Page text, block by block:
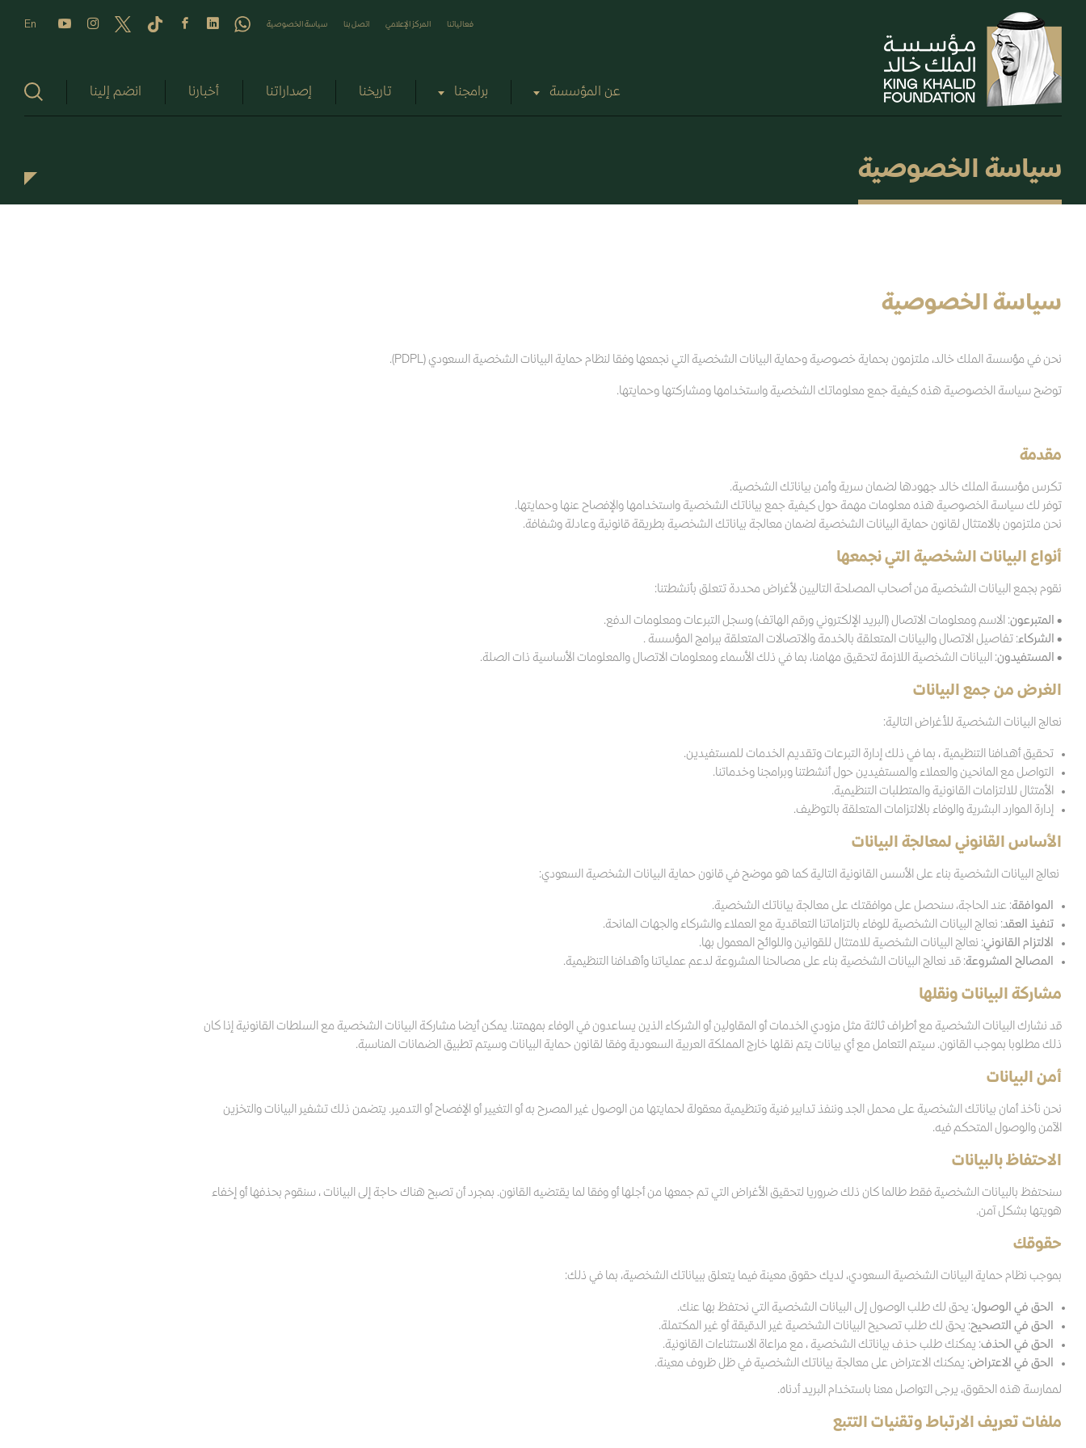
عن المؤسسة برامجنا تاريخنا إصداراتنا أخبارنا انضم إلينا
فعالياتنا المركز الإعلامي اتصل بنا سياسة الخصوصية En
سياسة الخصوصية
سياسة الخصوصية
نحن في مؤسسة الملك خالد، ملتزمون بحماية خصوصية وحماية البيانات الشخصية التي نجمعها وفقا لنظام حماية البيانات الشخصية السعودي (PDPL).
توضح سياسة الخصوصية هذه كيفية جمع معلوماتك الشخصية واستخدامها ومشاركتها وحمايتها.
مقدمة
تكرس مؤسسة الملك خالد جهودها لضمان سرية وأمن بياناتك الشخصية.
توفر لك سياسة الخصوصية هذه معلومات مهمة حول كيفية جمع بياناتك الشخصية واستخدامها والإفصاح عنها وحمايتها.
نحن ملتزمون بالامتثال لقانون حماية البيانات الشخصية لضمان معالجة بياناتك الشخصية بطريقة قانونية وعادلة وشفافة.
أنواع البيانات الشخصية التي نجمعها
نقوم بجمع البيانات الشخصية من أصحاب المصلحة التاليين لأغراض محددة تتعلق بأنشطتنا:
• المتبرعون: الاسم ومعلومات الاتصال (البريد الإلكتروني ورقم الهاتف) وسجل التبرعات ومعلومات الدفع.
• الشركاء: تفاصيل الاتصال والبيانات المتعلقة بالخدمة والاتصالات المتعلقة ببرامج المؤسسة .
• المستفيدون: البيانات الشخصية اللازمة لتحقيق مهامنا، بما في ذلك الأسماء ومعلومات الاتصال والمعلومات الأساسية ذات الصلة.
الغرض من جمع البيانات
نعالج البيانات الشخصية للأغراض التالية:
تحقيق أهدافنا التنظيمية ، بما في ذلك إدارة التبرعات وتقديم الخدمات للمستفيدين.
التواصل مع المانحين والعملاء والمستفيدين حول أنشطتنا وبرامجنا وخدماتنا.
الأمتثال للالتزامات القانونية والمتطلبات التنظيمية.
إدارة الموارد البشرية والوفاء بالالتزامات المتعلقة بالتوظيف.
الأساس القانوني لمعالجة البيانات
نعالج البيانات الشخصية بناء على الأسس القانونية التالية كما هو موضح في قانون حماية البيانات الشخصية السعودي:
الموافقة: عند الحاجة، سنحصل على موافقتك على معالجة بياناتك الشخصية.
تنفيذ العقد: نعالج البيانات الشخصية للوفاء بالتزاماتنا التعاقدية مع العملاء والشركاء والجهات المانحة.
الالتزام القانوني: نعالج البيانات الشخصية للامتثال للقوانين واللوائح المعمول بها.
المصالح المشروعة: قد نعالج البيانات الشخصية بناء على مصالحنا المشروعة لدعم عملياتنا وأهدافنا التنظيمية.
مشاركة البيانات ونقلها
قد نشارك البيانات الشخصية مع أطراف ثالثة مثل مزودي الخدمات أو المقاولين أو الشركاء الذين يساعدون في الوفاء بمهمتنا. يمكن أيضا مشاركة البيانات الشخصية مع السلطات القانونية إذا كان
ذلك مطلوبا بموجب القانون. سيتم التعامل مع أي بيانات يتم نقلها خارج المملكة العربية السعودية وفقا لقانون حماية البيانات وسيتم تطبيق الضمانات المناسبة.
أمن البيانات
نحن نأخذ أمان بياناتك الشخصية على محمل الجد وننفذ تدابير فنية وتنظيمية معقولة لحمايتها من الوصول غير المصرح به أو التغيير أو الإفصاح أو التدمير. يتضمن ذلك تشفير البيانات والتخزين
الآمن والوصول المتحكم فيه.
الاحتفاظ بالبيانات
سنحتفظ بالبيانات الشخصية فقط طالما كان ذلك ضروريا لتحقيق الأغراض التي تم جمعها من أجلها أو وفقا لما يقتضيه القانون. بمجرد أن تصبح هناك حاجة إلى البيانات ، سنقوم بحذفها أو إخفاء
هويتها بشكل آمن.
حقوقك
بموجب نظام حماية البيانات الشخصية السعودي، لديك حقوق معينة فيما يتعلق ببياناتك الشخصية، بما في ذلك:
الحق في الوصول: يحق لك طلب الوصول إلى البيانات الشخصية التي نحتفظ بها عنك.
الحق في التصحيح: يحق لك طلب تصحيح البيانات الشخصية غير الدقيقة أو غير المكتملة.
الحق في الحذف: يمكنك طلب حذف بياناتك الشخصية ، مع مراعاة الاستثناءات القانونية.
الحق في الاعتراض: يمكنك الاعتراض على معالجة بياناتك الشخصية في ظل ظروف معينة.
لممارسة هذه الحقوق، يرجى التواصل معنا باستخدام البريد أدناه.
ملفات تعريف الارتباط وتقنيات التتبع